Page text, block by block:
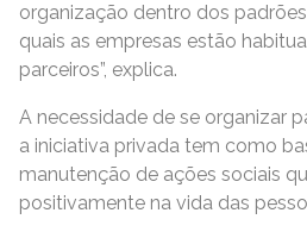
organização dentro dos
quais as empresas estão
parceiros”, explica.
A necessidade de se organizar
a iniciativa privada tem como
manutenção de ações sociais
positivamente na vida das